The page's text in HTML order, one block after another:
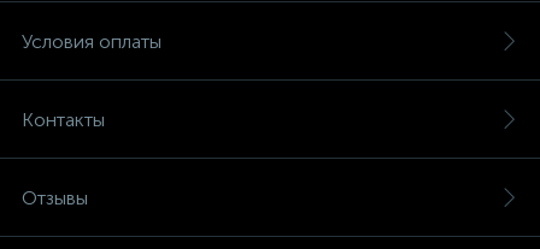
Условия оплаты
Контакты
Отзывы